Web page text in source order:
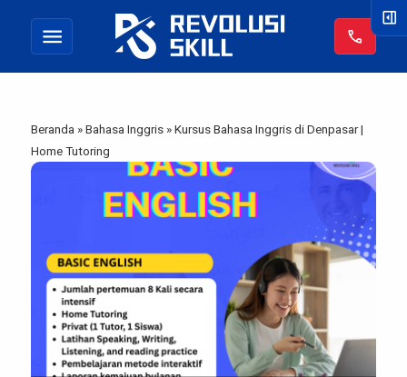
menu call
Beranda »Bahasa Inggris »Kursus Bahasa Inggris di Denpasar |
Home Tutoring
right_panel_open